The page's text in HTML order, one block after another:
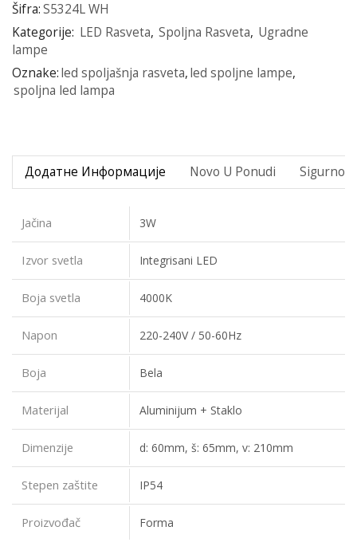
Šifra:S5324L WH
Kategorije: LED Rasveta, Spoljna Rasveta, Ugradne
lampe
Oznake:led spoljašnja rasveta,led spoljne lampe,
spoljna led lampa
Додатне Информације Novo U Ponudi Sigurno
Jačina 3W
Izvor svetla Integrisani LED
Boja svetla 4000K
Napon 220-240V / 50-60Hz
Boja Bela
Materijal Aluminijum + Staklo
Dimenzije d: 60mm, š: 65mm, v: 210mm
Stepen zaštite IP54
Proizvođač Forma